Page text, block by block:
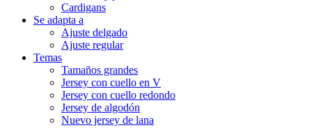
Cardigans
Se adapta a
Ajuste delgado
Ajuste regular
Temas
Tamaños grandes
Jersey con cuello en V
Jersey con cuello redondo
Jersey de algodón
Nuevo jersey de lana